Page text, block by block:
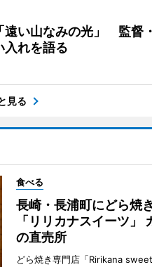
遠い山なみの光」 監督
入れを語る
見る
食べる
長崎・長浦町にどら焼
「リリカナスイーツ」
の直売所
どら焼き専門店「Ririkana